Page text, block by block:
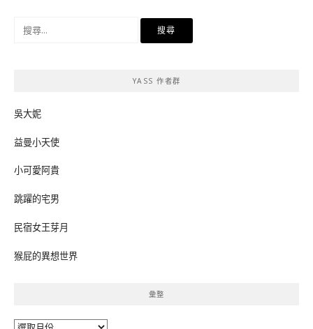
YASS 作者群
吳大妮
益曼小天使
小可愛阿貴
跳躍的宅男
民宿女王芽月
猴屁的異想世界
彙整
彙